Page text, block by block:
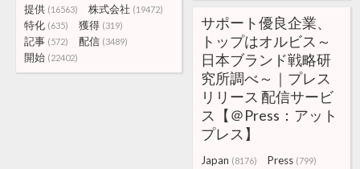
提供 (16563) 株式会社 (19472)
特化 (635) 獲得 (319)
記事 (572) 配信 (3489)
開始 (22402)
サポート優良企業、
トップはオルビス～
日本ブランド戦略研
究所調べ～｜プレス
リリース 配信サービ
ス【＠Press：アット
プレス】
Japan (8176) Press (799)